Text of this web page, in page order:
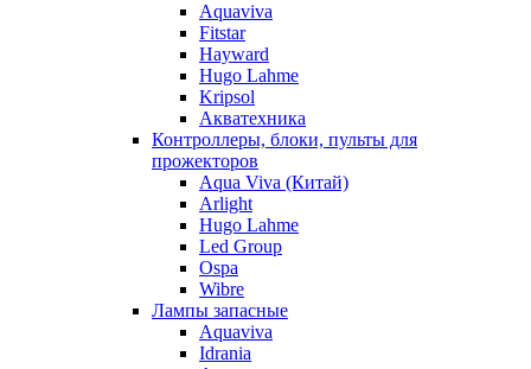
Aquaviva
Fitstar
Hayward
Hugo Lahme
Kripsol
Акватехника
Контроллеры, блоки, пульты для
прожекторов
Aqua Viva (Китай)
Arlight
Hugo Lahme
Led Group
Ospa
Wibre
Лампы запасные
Aquaviva
Idrania